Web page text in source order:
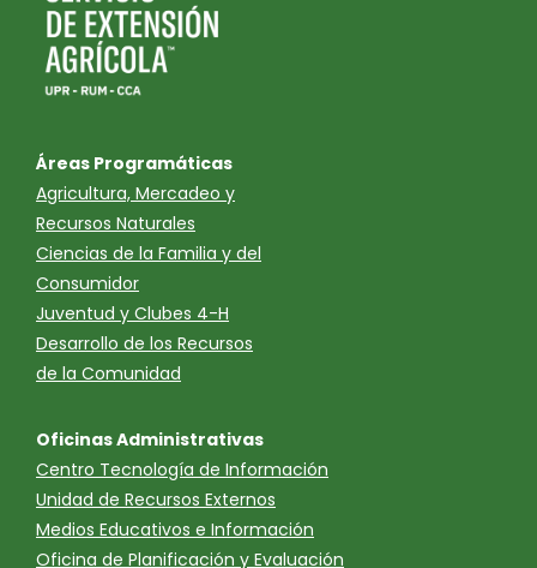
Áreas Programáticas
Agricultura, Mercadeo y
Recursos Naturales
Ciencias de la Familia y del
Consumidor
Juventud y Clubes 4-H
Desarrollo de los Recursos
de la Comunidad
Oficinas Administrativas
Centro Tecnología de Información
Unidad de Recursos Externos
Medios Educativos e Información
Oficina de Planificación y Evaluación